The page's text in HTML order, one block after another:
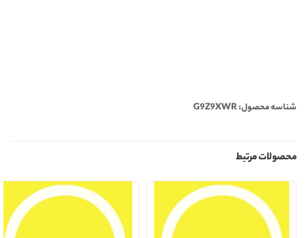
شناسه محصول: G9Z9XWR
محصولات مرتبط